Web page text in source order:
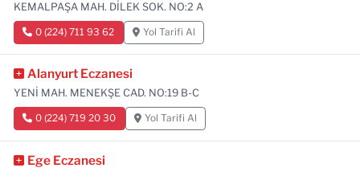
KEMALPAŞA MAH. DİLEK SOK. NO:2 A
0 (224) 711 93 62 Yol Tarifi Al
Alanyurt Eczanesi
YENİ MAH. MENEKŞE CAD. NO:19 B-C
0 (224) 719 20 30 Yol Tarifi Al
Ege Eczanesi